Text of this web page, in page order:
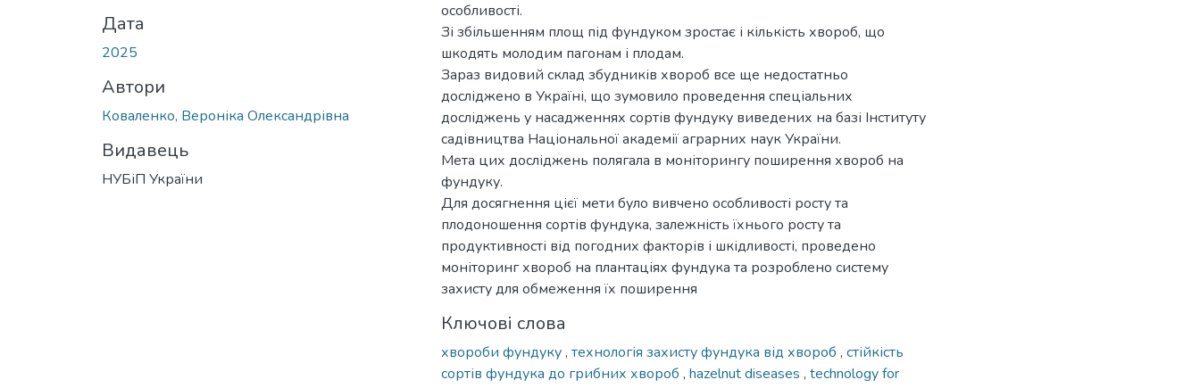
Дата
2025
Автори
Коваленко, Вероніка Олександрівна
Видавець
НУБіП України
особливості.
Зі збільшенням площ під фундуком зростає і кількість хвороб, що
шкодять молодим пагонам і плодам.
Зараз видовий склад збудників хвороб все ще недостатньо
досліджено в Україні, що зумовило проведення спеціальних
досліджень у насадженнях сортів фундуку виведених на базі Інституту
садівництва Національної академії аграрних наук України.
Мета цих досліджень полягала в моніторингу поширення хвороб на
фундуку.
Для досягнення цієї мети було вивчено особливості росту та
плодоношення сортів фундука, залежність їхнього росту та
продуктивності від погодних факторів і шкідливості, проведено
моніторинг хвороб на плантаціях фундука та розроблено систему
захисту для обмеження їх поширення
Ключові слова
хвороби фундуку, технологія захисту фундука від хвороб , стійкість
сортів фундука до грибних хвороб , hazelnut diseases , technology for